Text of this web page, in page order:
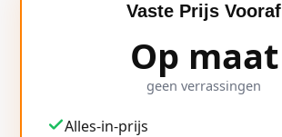
Vaste Prijs Vooraf
Op maat
geen verrassingen
Alles-in-prijs